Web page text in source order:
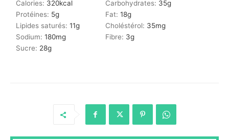
Calories: 320kcal Carbohydrates: 35g
Protéines: 5g Fat: 18g
Lipides saturés: 11g Choléstérol: 35mg
Sodium: 180mg Fibre: 3g
Sucre: 28g